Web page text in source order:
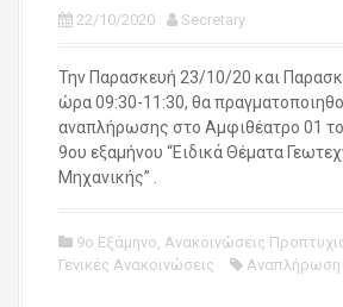
22/10/2020 Secretary
Την Παρασκευή 23/10/20 και
ώρα 09:30-11:30, θα
αναπλήρωσης στο Αμφιθέατρο 01
9ου εξαμήνου “Ειδικά Θέματα
Μηχανικής” .
9ο Εξάμηνο, Ανακοινώσεις
Γενικές Ανακοινώσεις
Αναπλήρωση